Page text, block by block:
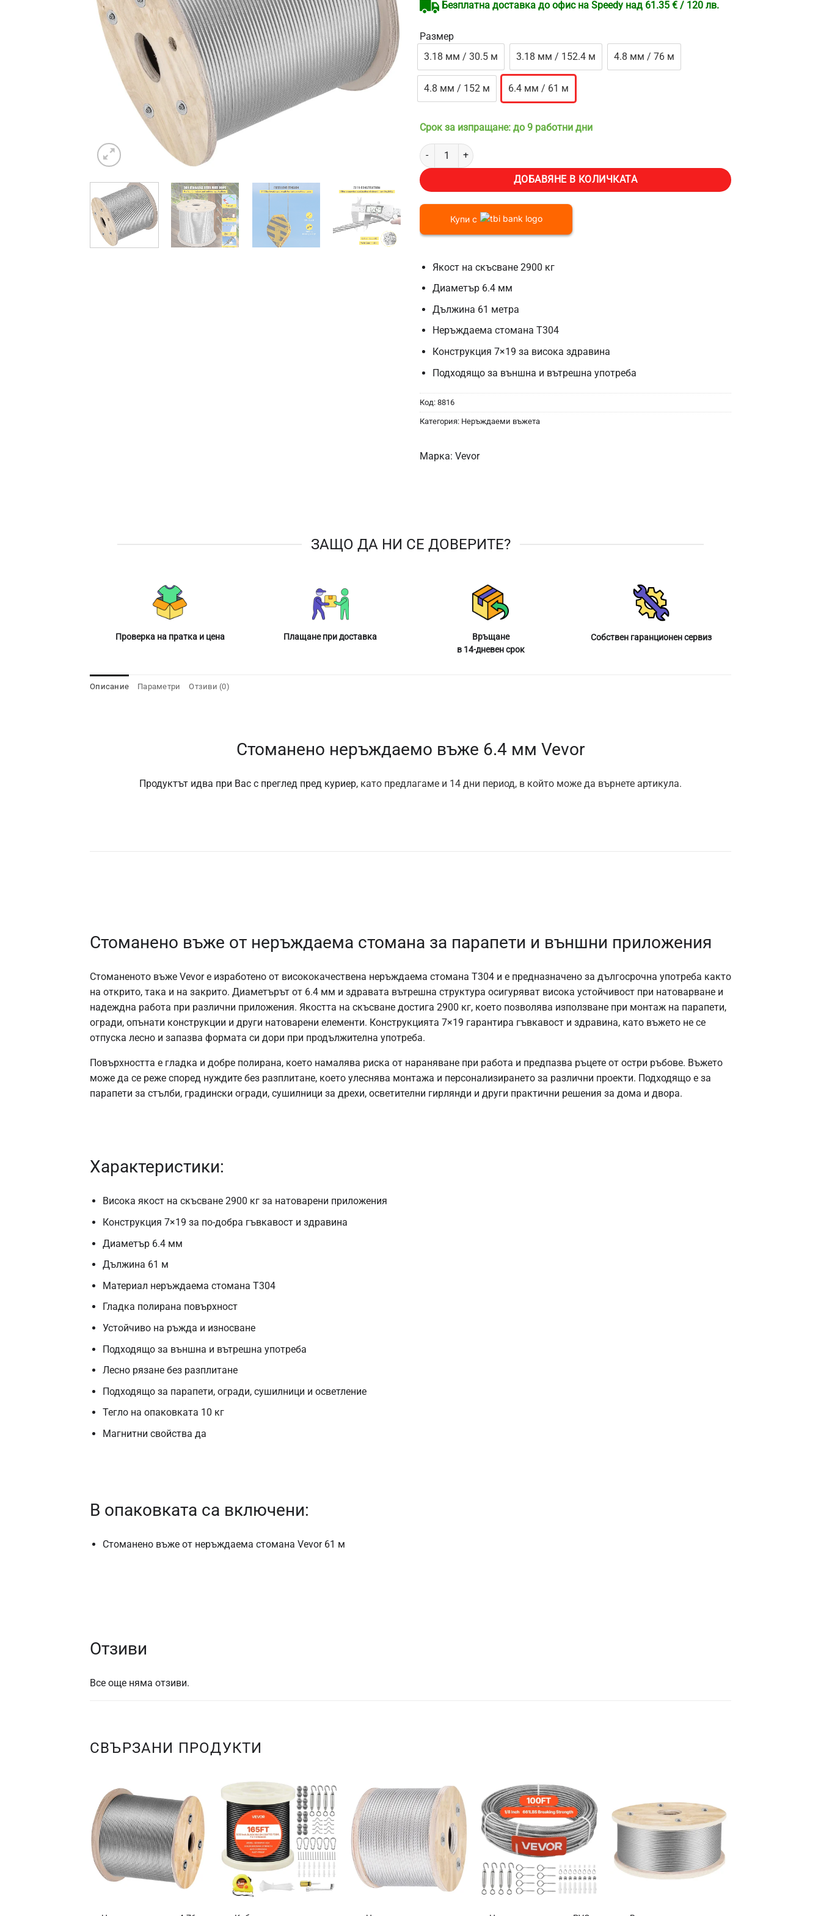
Безплатна доставка до офис на Speedy над 61.35 € / 120 лв.
Размер
3.18 мм / 30.5 м
3.18 мм / 152.4 м 4.8 мм / 76 м
4.8 мм / 152 м 6.4 мм / 61 м
Срок за изпращане: до 9 работни дни
количество за Стоманено неръждаемо въже 6.4 мм Vevor, Дължина 61 м, Якост на скъсване 2900
ДОБАВЯНЕ В КОЛИЧКАТА
Купи с
Якост на скъсване 2900 кг
Диаметър 6.4 мм
Дължина 61 метра
Неръждаема стомана T304
Конструкция 7×19 за висока здравина
Подходящо за външна и вътрешна употреба
Код: 8816
Категория: Неръждаеми въжета
Марка: Vevor
ЗАЩО ДА НИ СЕ ДОВЕРИТЕ?
Проверка на пратка и цена Плащане при доставка
Връщане
в 14-дневен срок
Собствен гаранционен сервиз
Описание Параметри Отзиви (0)
Стоманено неръждаемо въже 6.4 мм Vevor
Продуктът идва при Вас с преглед пред куриер, като предлагаме и 14 дни период, в който може да върнете артикула.
Стоманено въже от неръждаема стомана за парапети и външни приложения
Стоманеното въже Vevor е изработено от висококачествена неръждаема стомана T304 и е предназначено за дългосрочна употреба както
на открито, така и на закрито. Диаметърът от 6.4 мм и здравата вътрешна структура осигуряват висока устойчивост при натоварване и
надеждна работа при различни приложения. Якостта на скъсване достига 2900 кг, което позволява използване при монтаж на парапети,
огради, опънати конструкции и други натоварени елементи. Конструкцията 7×19 гарантира гъвкавост и здравина, като въжето не се
отпуска лесно и запазва формата си дори при продължителна употреба.
Повърхността е гладка и добре полирана, което намалява риска от нараняване при работа и предпазва ръцете от остри ръбове. Въжето
може да се реже според нуждите без разплитане, което улеснява монтажа и персонализирането за различни проекти. Подходящо е за
парапети за стълби, градински огради, сушилници за дрехи, осветителни гирлянди и други практични решения за дома и двора.
Характеристики:
Висока якост на скъсване 2900 кг за натоварени приложения
Конструкция 7×19 за по-добра гъвкавост и здравина
Диаметър 6.4 мм
Дължина 61 м
Материал неръждаема стомана T304
Гладка полирана повърхност
Устойчиво на ръжда и износване
Подходящо за външна и вътрешна употреба
Лесно рязане без разплитане
Подходящо за парапети, огради, сушилници и осветление
Тегло на опаковката 10 кг
Магнитни свойства да
В опаковката са включени:
Стоманено въже от неръждаема стомана Vevor 61 м
Отзиви
Все още няма отзиви.
СВЪРЗАНИ ПРОДУКТИ